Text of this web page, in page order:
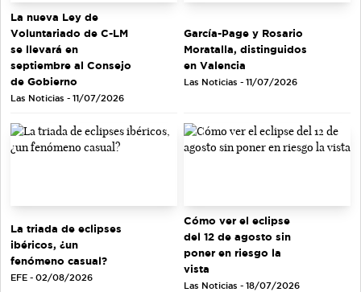
La nueva Ley de
Voluntariado de C-LM
se llevará en
septiembre al Consejo
de Gobierno
Las Noticias - 11/07/2026
García-Page y Rosario
Moratalla, distinguidos
en Valencia
Las Noticias - 11/07/2026
La triada de eclipses
ibéricos, ¿un
fenómeno casual?
EFE - 02/08/2026
Cómo ver el eclipse
del 12 de agosto sin
poner en riesgo la
vista
Las Noticias - 18/07/2026